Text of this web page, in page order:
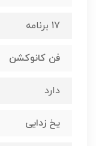
17 برنامه
فن کانوکشن
دارد
یخ زدایی